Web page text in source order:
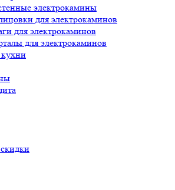
электрокамины
для электрокаминов
для электрокаминов
для электрокаминов